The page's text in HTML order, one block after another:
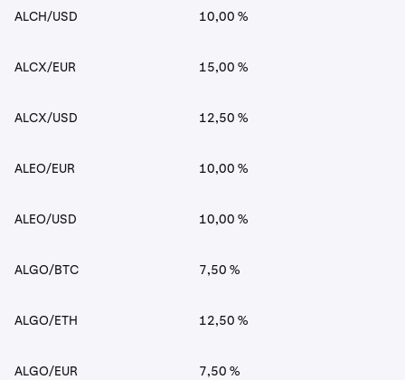
ALCH/USD 10,00 %
ALCX/EUR 15,00 %
ALCX/USD 12,50 %
ALEO/EUR 10,00 %
ALEO/USD 10,00 %
ALGO/BTC 7,50 %
ALGO/ETH 12,50 %
ALGO/EUR 7,50 %